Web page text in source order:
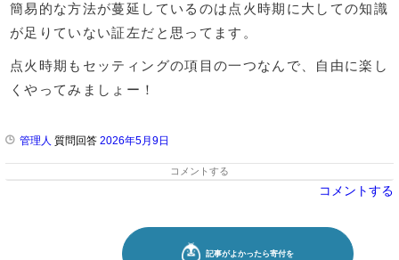
簡易的な方法が蔓延しているのは点火時期に大しての知識
が足りていない証左だと思ってます。
点火時期もセッティングの項目の一つなんで、自由に楽し
くやってみましょー！
管理人 質問回答 2026年5月9日
コメントする
コメントする